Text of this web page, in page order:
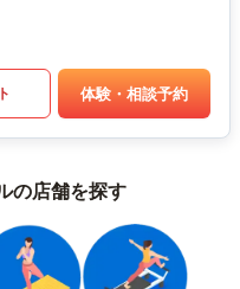
体験・相談予約
の店舗を探す